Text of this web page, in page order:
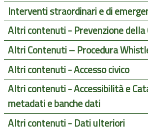
Interventi straordinari e di
Altri contenuti - Prevenzione della
Altri Contenuti – Procedura
Altri contenuti - Accesso civico
Altri contenuti - Accessibilità e
metadati e banche dati
Altri contenuti - Dati ulteriori